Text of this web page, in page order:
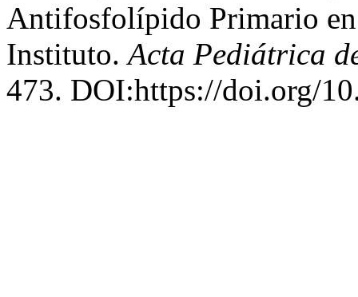
Antifosfolípido Primario
Instituto.Acta Pediátrica
473. DOI:https://doi.org/